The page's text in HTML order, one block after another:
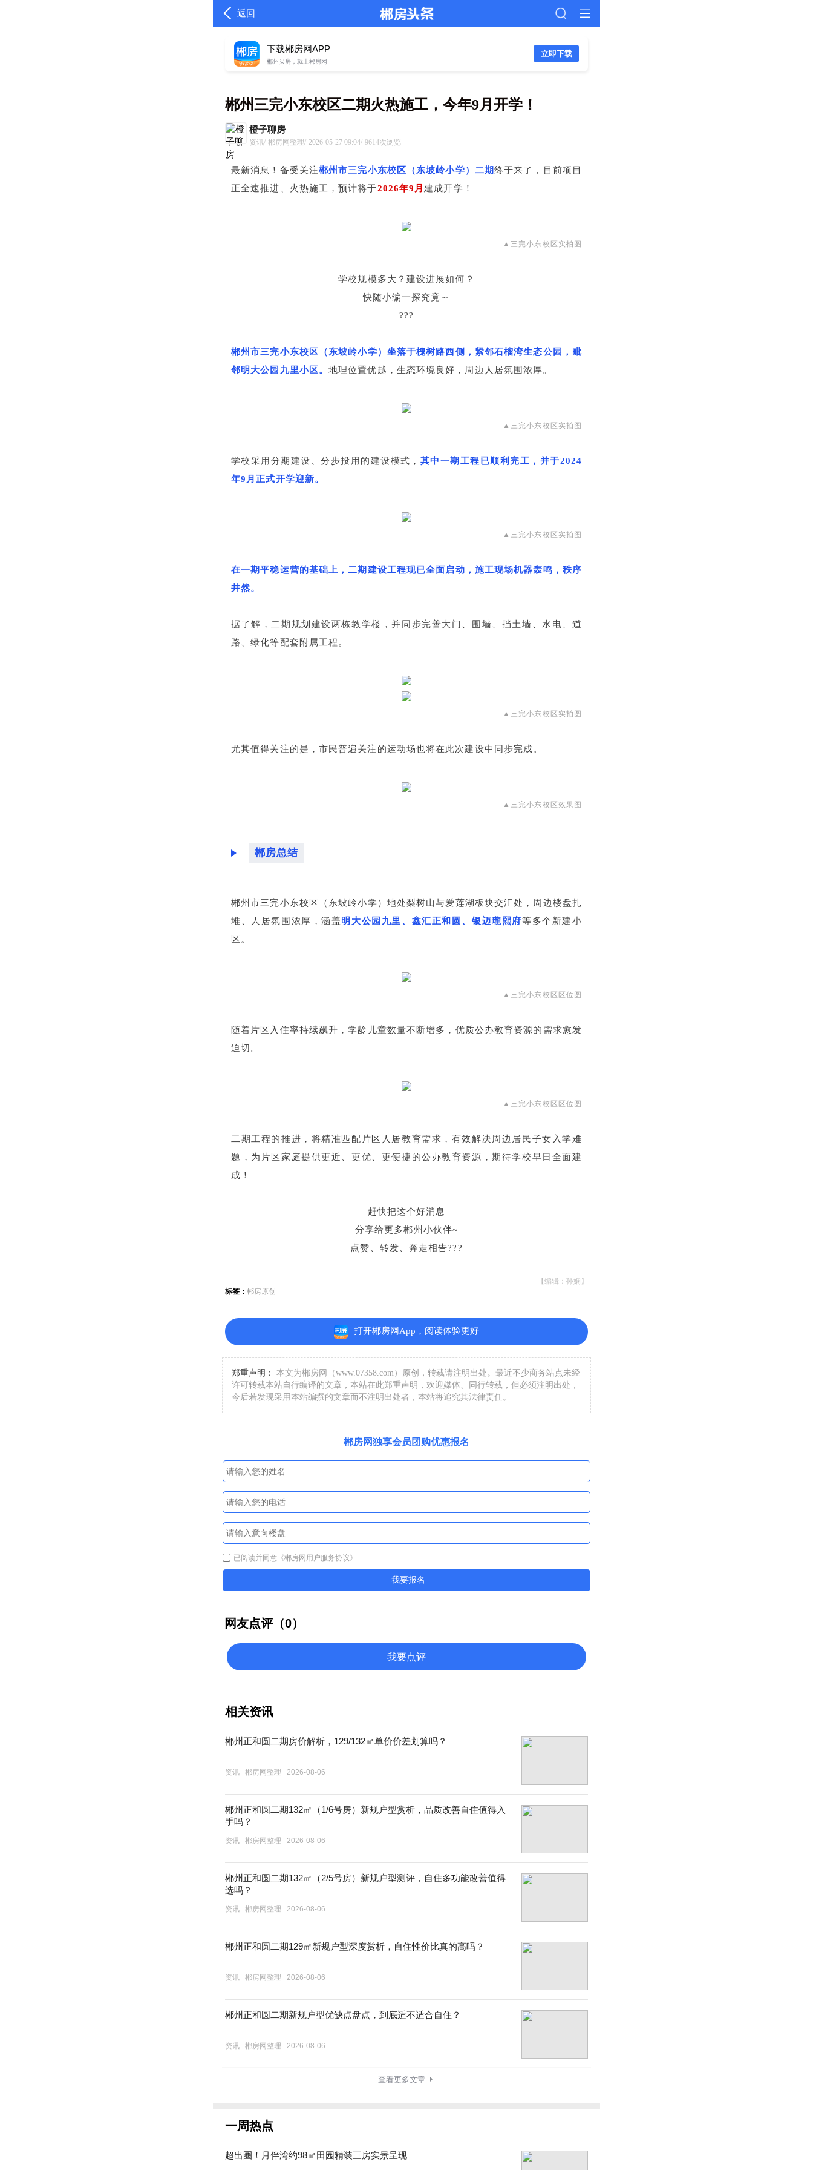
返回
立即下载
下载郴房网APP
郴州买房，就上郴房网
郴州三完小东校区二期火热施工，今年9月开学！
橙子聊房
资讯/ 郴房网整理/ 2026-05-27 09:04/ 9614次浏览
最新消息！备受关注郴州市三完小东校区（东坡岭小学）二期终于来了，目前项目
正全速推进、火热施工，预计将于2026年9月建成开学！
▲三完小东校区实拍图
学校规模多大？建设进展如何？
快随小编一探究竟～
???
郴州市三完小东校区（东坡岭小学）坐落于槐树路西侧，紧邻石榴湾生态公园，毗
邻明大公园九里小区。地理位置优越，生态环境良好，周边人居氛围浓厚。
▲三完小东校区实拍图
学校采用分期建设、分步投用的建设模式， 其中一期工程已顺利完工，并于2024
年9月正式开学迎新。
▲三完小东校区实拍图
在一期平稳运营的基础上，二期建设工程现已全面启动，施工现场机器轰鸣，秩序
井然。
据了解，二期规划建设两栋教学楼，并同步完善大门、围墙、挡土墙、水电、道
路、绿化等配套附属工程。
▲三完小东校区实拍图
尤其值得关注的是，市民普遍关注的运动场也将在此次建设中同步完成。
▲三完小东校区效果图
郴房总结
郴州市三完小东校区（东坡岭小学）地处梨树山与爱莲湖板块交汇处，周边楼盘扎
堆、人居氛围浓厚，涵盖明大公园九里、鑫汇正和圆、银迈瓏熙府等多个新建小
区。
▲三完小东校区区位图
随着片区入住率持续飙升，学龄儿童数量不断增多，优质公办教育资源的需求愈发
迫切。
▲三完小东校区区位图
二期工程的推进，将精准匹配片区人居教育需求，有效解决周边居民子女入学难
题，为片区家庭提供更近、更优、更便捷的公办教育资源，期待学校早日全面建
成！
赶快把这个好消息
分享给更多郴州小伙伴~
点赞、转发、奔走相告???
【编辑：孙娴】
标签： 郴房原创
打开郴房网App，阅读体验更好
郑重声明：
本文为郴房网（www.07358.com）原创，转载请注明出处。最近不少商务站点未经
许可转载本站自行编译的文章，本站在此郑重声明，欢迎媒体、同行转载，但必须注明出处，
今后若发现采用本站编撰的文章而不注明出处者，本站将追究其法律责任。
郴房网独享会员团购优惠报名
已阅读并同意 《郴房网用户服务协议》
我要报名
网友点评（0）
我要点评
相关资讯
郴州正和圆二期房价解析，129/132㎡单价价差划算吗？
资讯 郴房网整理 2026-08-06
郴州正和圆二期132㎡（1/6号房）新规户型赏析，品质改善自住值得入
手吗？
资讯 郴房网整理 2026-08-06
郴州正和圆二期132㎡（2/5号房）新规户型测评，自住多功能改善值得
选吗？
资讯 郴房网整理 2026-08-06
郴州正和圆二期129㎡新规户型深度赏析，自住性价比真的高吗？
资讯 郴房网整理 2026-08-06
郴州正和圆二期新规户型优缺点盘点，到底适不适合自住？
资讯 郴房网整理 2026-08-06
查看更多文章
一周热点
超出圈！月伴湾约98㎡田园精装三房实景呈现